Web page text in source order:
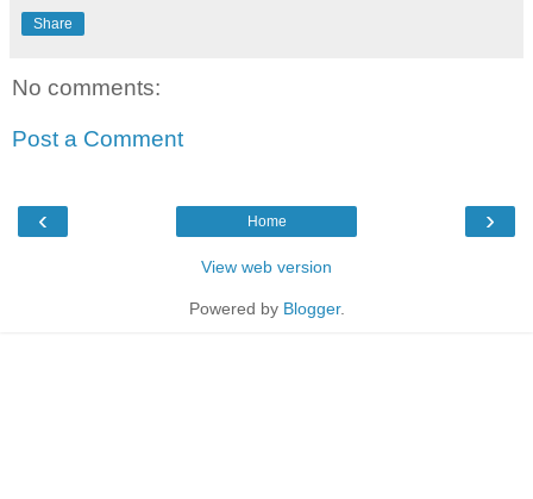
Share
No comments:
Post a Comment
‹ ›
Home
View web version
Powered by Blogger.